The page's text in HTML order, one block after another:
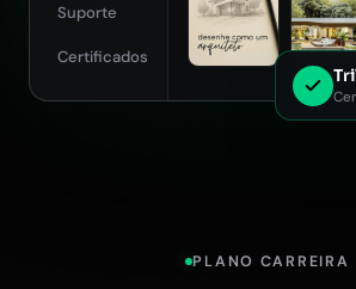
Suporte
Certificados
PLANO CARREIRA